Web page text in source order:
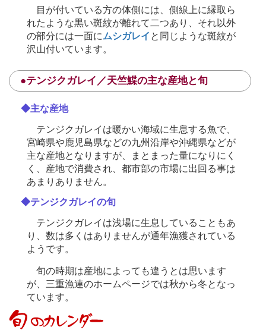
目が付いている方の体側には、側線上に縁取ら
れたような黒い斑紋が離れて二つあり、それ以外
の部分には一面にムシガレイ と同じような斑紋が
沢山付いています。
●テンジクガレイ／天竺鰈の主な産地と旬
◆主な産地
テンジクガレイは暖かい海域に生息する魚で、
宮崎県や鹿児島県などの九州沿岸や沖縄県などが
主な産地となりますが、まとまった量になりにく
く、産地で消費され、都市部の市場に出回る事は
あまりありません。
◆テンジクガレイの旬
テンジクガレイは浅場に生息していることもあ
り、数は多くはありませんが通年漁獲されている
ようです。
旬の時期は産地によっても違うとは思います
が、三重漁連のホームページでは秋から冬となっ
ています。